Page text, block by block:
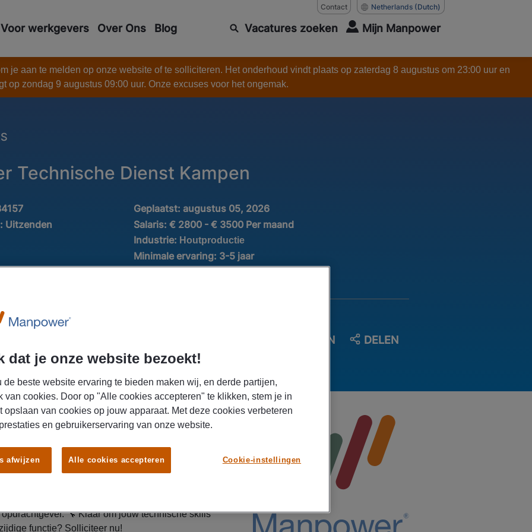
Contact Netherlands (Dutch)
Voor werkgevers Over Ons Blog Vacatures zoeken Mijn Manpower
je aan te melden op onze website of te solliciteren. Het onderhoud vindt plaats op zaterdag 8 augustus om 23:00 uur en
op zondag 9 augustus 09:00 uur. Onze excuses voor het ongemak.
Technische Dienst Kampen
Geplaatst: augustus 05, 2026
Uitzenden Salaris: € 2800 - € 3500 Per maand
Industrie: Houtproductie
Minimale ervaring: 3-5 jaar
OPSLAAN DELEN
los jij storingen snel en vakkundig op? Ga aan
technische dienst en zorg dat
en installaties optimaal blijven draaien. Verdien
ontvang reiskostenvergoeding en start direct
🔧 Klaar om jouw technische skills
functie? Solliciteer nu!
dat je onze website bezoekt!
de beste website ervaring te bieden maken wij, en derde partijen,
van cookies. Door op "Alle cookies accepteren" te klikken, stem je in
opslaan van cookies op jouw apparaat. Met deze cookies verbeteren
en gebruikerservaring van onze website.
Cookie-instellingen
afwijzen Alle cookies accepteren